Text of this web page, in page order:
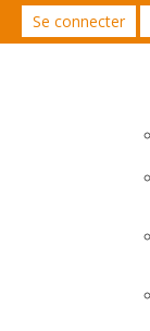
Se connecter